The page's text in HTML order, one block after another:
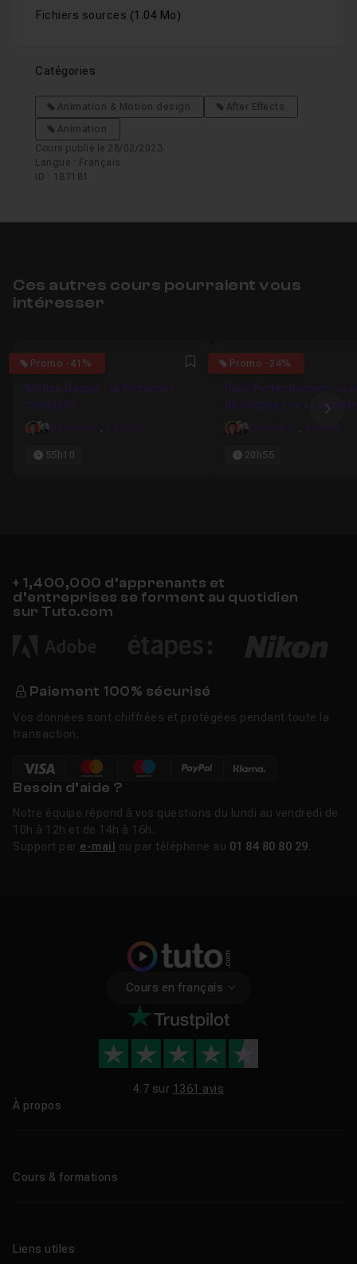
Fichiers sources (1.04 Mo)
Catégories
Animation & Motion design
After Effects
Animation
Cours publié le 28/02/2023
Langue : Français
ID : 187181
Ces autres cours pourraient vous
intéresser
Promo -41%
4.746835443038 Favori
Motion Design : la formation
complète
Damien G. , Kévin B.
55h10
Promo -24%
5
Pack Perfectionnez-
développez vos
en Motion Design
Damien G. , Kévin B.
20h55
+ 1,400,000 d’apprenants et
d’entreprises se forment au quotidien
sur Tuto.com
Paiement 100% sécurisé
Vos données sont chiffrées et protégées pendant toute la
transaction.
Besoin d’aide ?
Notre équipe répond à vos questions du lundi au vendredi de
10h à 12h et de 14h à 16h.
Support par e-mail ou par téléphone au 01 84 80 80 29
Cours en français
4.7 sur 1361 avis
À propos
Cours & formations
Formations certifiantes
Liens utiles